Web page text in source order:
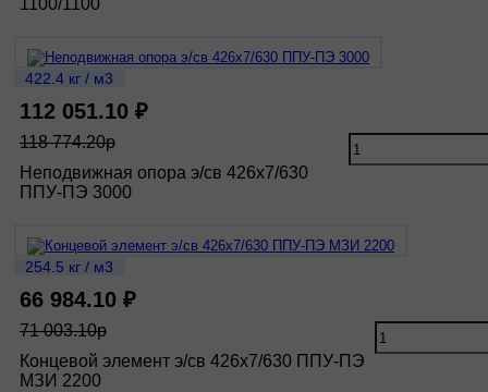
1100/1100
422.4 кг / м3
112 051.10 ₽
118 774.20р
Неподвижная опора э/св 426х7/630
ППУ-ПЭ 3000
254.5 кг / м3
66 984.10 ₽
71 003.10р
Концевой элемент э/св 426х7/630 ППУ-ПЭ
МЗИ 2200